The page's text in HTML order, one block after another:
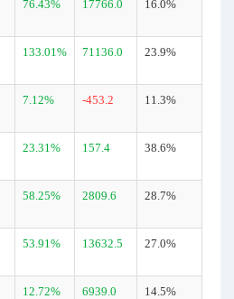
76.43% 17766.0 16.0%
133.01% 71136.0 23.9%
7.12% -453.2 11.3%
23.31% 157.4 38.6%
58.25% 2809.6 28.7%
53.91% 13632.5 27.0%
12.72% 6939.0 14.5%